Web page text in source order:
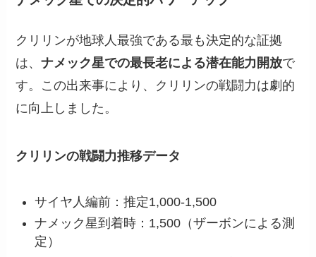
クリリンが地球人最強である最も決定的な証拠
は、ナメック星での最長老による潜在能力開放で
す。この出来事により、クリリンの戦闘力は劇的
に向上しました。
クリリンの戦闘力推移データ
サイヤ人編前：推定1,000-1,500
ナメック星到着時：1,500（ザーボンによる測
定）